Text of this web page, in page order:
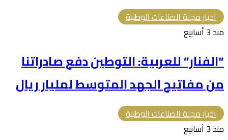
اخبار مجلة الصناعات الوطنية
منذ 3 أسابيع
“الفنار” للعربية: التوطين دفع صادراتنا
من مفاتيح الجهد المتوسط لمليار ريال
اخبار مجلة الصناعات الوطنية
منذ 3 أسابيع